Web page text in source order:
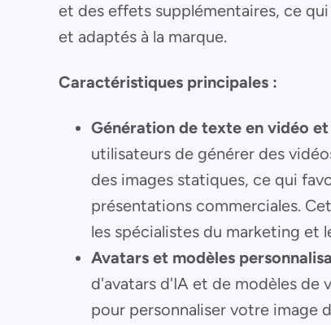
et des effets supplémentaires, ce
et adaptés à la marque.
Caractéristiques principales :
Génération de texte en vidéo
utilisateurs de générer des
des images statiques, ce qui
présentations commerciales.
les spécialistes du marketing et
Avatars et modèles
d'avatars d'IA et de modèles de
pour personnaliser votre image